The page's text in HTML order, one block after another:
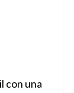
con una